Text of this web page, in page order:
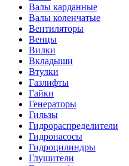
Валы карданные
Валы коленчатые
Вентиляторы
Венцы
Вилки
Вкладыши
Втулки
Газлифты
Гайки
Генераторы
Гильзы
Гидрораспределители
Гидронасосы
Гидроцилиндры
Глушители